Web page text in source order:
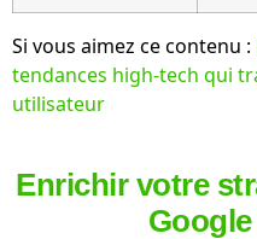
Si vous aimez ce contenu :
tendances high-tech qui
utilisateur
Enrichir votre